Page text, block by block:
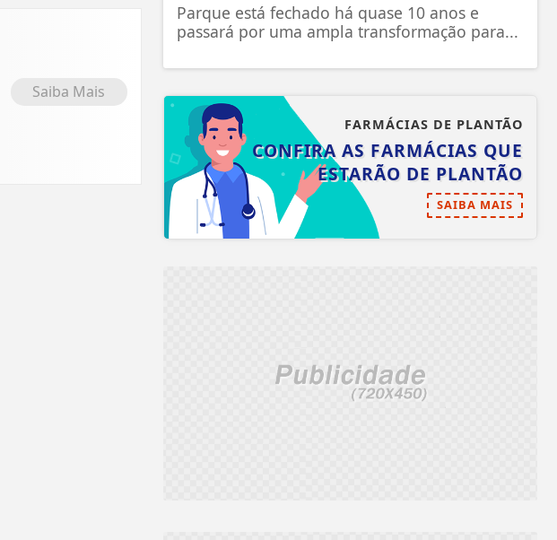
Saiba Mais
Parque está fechado há quase 10 anos e
passará por uma ampla transformação para...
FARMÁCIAS DE PLANTÃO
CONFIRA AS FARMÁCIAS QUE
ESTARÃO DE PLANTÃO
SAIBA MAIS